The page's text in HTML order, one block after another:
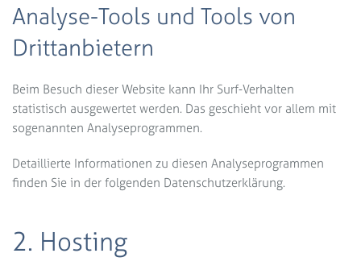
Analyse-Tools und Tools von
Dritt­anbietern
Beim Besuch dieser Website kann Ihr Surf-Verhalten
statistisch ausgewertet werden. Das geschieht vor allem mit
sogenannten Analyseprogrammen.
Detaillierte Informationen zu diesen Analyseprogrammen
finden Sie in der folgenden Datenschutzerklärung.
2. Hosting